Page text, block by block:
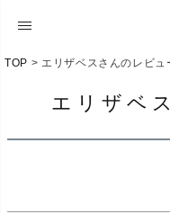
TOP エリザベスさんのレビュ
エリザベ